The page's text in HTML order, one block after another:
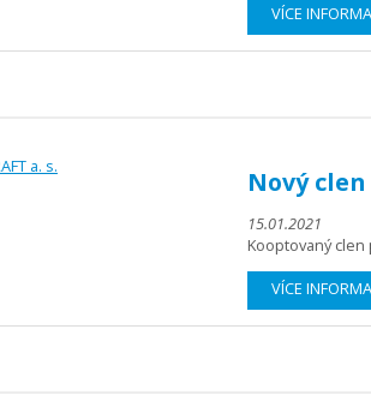
VÍCE
Nový clen
15.01.2021
Kooptovaný
VÍCE